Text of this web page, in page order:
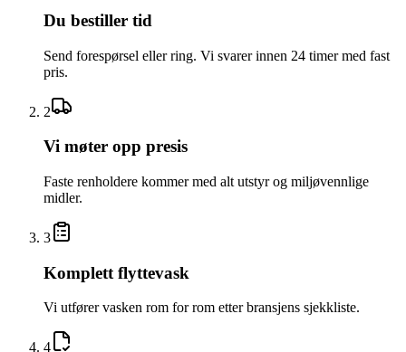
Du bestiller tid
Send forespørsel eller ring. Vi svarer innen 24 timer med fast
pris.
2
Vi møter opp presis
Faste renholdere kommer med alt utstyr og miljøvennlige
midler.
3
Komplett flyttevask
Vi utfører vasken rom for rom etter bransjens sjekkliste.
4